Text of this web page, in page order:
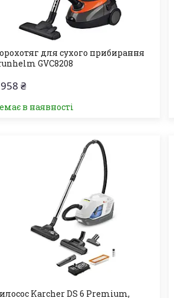
для сухого прибирання
GVC8208
₴
в наявності
Karcher DS 6 Premium,